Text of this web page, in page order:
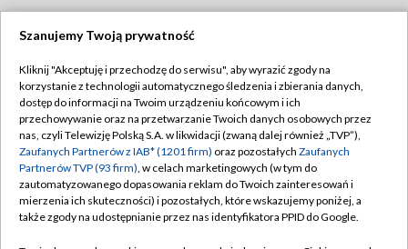
TVP
Abonament TVP
Emisja w TVP
Centrum informacji TVP
Naziemna Telewizja Cyfrowa
Regulamin TVP
Polityka prywatności
Moje zgody
Pomoc
Szanujemy Twoją prywatność
Kliknij "Akceptuję i przechodzę do serwisu", aby wyrazić zgody na
korzystanie z technologii automatycznego śledzenia i zbierania danych,
dostęp do informacji na Twoim urządzeniu końcowym i ich
przechowywanie oraz na przetwarzanie Twoich danych osobowych przez
nas, czyli Telewizję Polską S.A. w likwidacji (zwaną dalej również „TVP”),
Zaufanych Partnerów z IAB* (1201 firm) oraz pozostałych Zaufanych
Partnerów TVP (93 firm), w celach marketingowych (w tym do
zautomatyzowanego dopasowania reklam do Twoich zainteresowań i
mierzenia ich skuteczności) i pozostałych, które wskazujemy poniżej, a
także zgody na udostępnianie przez nas identyfikatora PPID do Google.